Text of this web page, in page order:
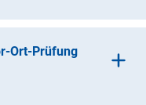
im
Ort-Prüfung